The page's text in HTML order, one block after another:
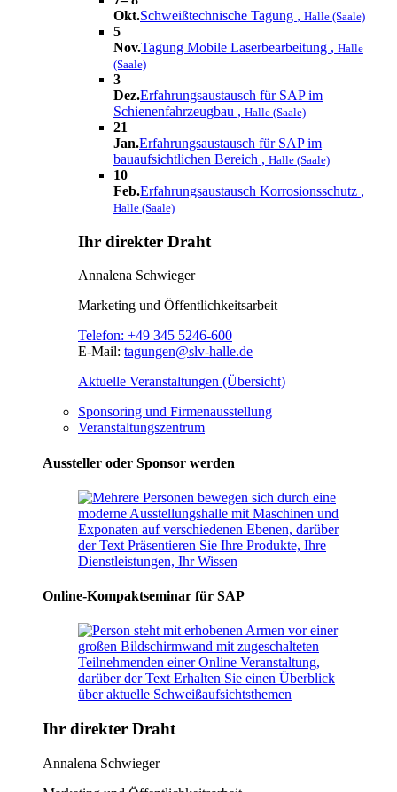
Okt.Schweißtechnische Tagung , Halle (Saale)
5
Nov.Tagung Mobile Laserbearbeitung , Halle
(Saale)
3
Dez.Erfahrungsaustausch für SAP im
Schienenfahrzeugbau , Halle (Saale)
21
Jan.Erfahrungsaustausch für SAP im
bauaufsichtlichen Bereich , Halle (Saale)
10
Feb.Erfahrungsaustausch Korrosionsschutz ,
Halle (Saale)
Ihr direkter Draht
Annalena Schwieger
Marketing und Öffentlichkeitsarbeit
Telefon: +49 345 5246-600
E-Mail: tagungen@slv-halle.de
Aktuelle Veranstaltungen (Übersicht)
Sponsoring und Firmenausstellung
Veranstaltungszentrum
Aussteller oder Sponsor werden
Online-Kompaktseminar für SAP
Ihr direkter Draht
Annalena Schwieger